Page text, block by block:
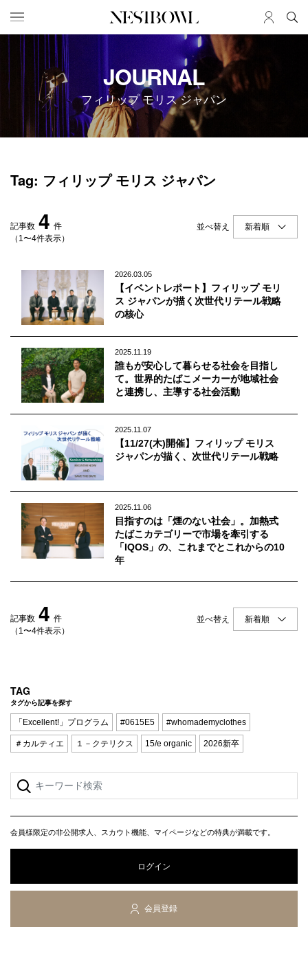
HOME
求人検索
新着求人
ブランド一覧
インタビュー
ニュース＆イベント
データ
コラボ募集一覧
SERVICE
初めての方へ
Q&A
企業担当の方へ
企業ログイン
ログイン
利用規約
運営会社
JOURNAL
フィリップ モリス ジャパン
Tag: フィリップ モリス ジャパン
記事数 4 件
（1〜4件表示）
並べ替え
2026.03.05
【イベントレポート】フィリップ モリ
ス ジャパンが描く次世代リテール戦略
の核心
2025.11.19
誰もが安心して暮らせる社会を目指し
て。世界的たばこメーカーが地域社会
と連携し、主導する社会活動
2025.11.07
【11/27(木)開催】フィリップ モリス
ジャパンが描く、次世代リテール戦略
2025.11.06
目指すのは「煙のない社会」。加熱式
たばこカテゴリーで市場を牽引する
「IQOS」の、これまでとこれからの10
年
記事数 4 件
（1〜4件表示）
並べ替え
TAG
タグから記事を探す
「Excellent!」プログラム #0615E5 #whomademyclothes
＃カルティエ １－クテリクス 15/e organic 2026新卒
会員様限定の非公開求人、スカウト機能、マイページなどの特典が満載です。
ログイン
会員登録